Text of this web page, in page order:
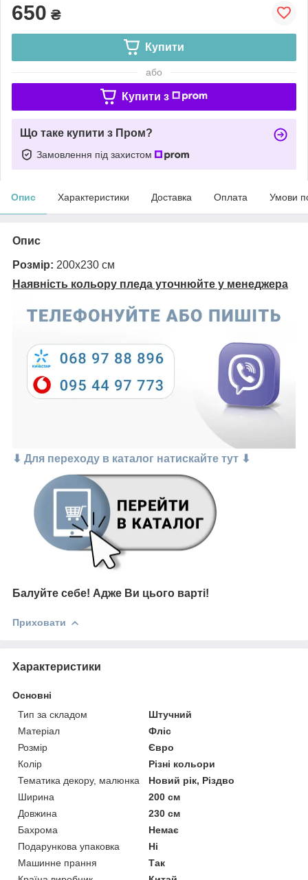
650 ₴
Купити
або
Купити з
Що таке купити з Пром?
Замовлення під захистом
Опис Характеристики Доставка Оплата Умови
Опис
Розмір: 200х230 см
Наявність кольору пледа уточнюйте у менеджера
⬇ Для переходу в каталог натискайте тут ⬇
Балуйте себе! Адже Ви цього варті!
Приховати
Характеристики
Основні
Тип за складом
Штучний
Матеріал
Фліс
Розмір
Євро
Колір
Різні кольори
Тематика декору, малюнка
Новий рік, Різдво
Ширина
200 см
Довжина
230 см
Бахрома
Немає
Подарункова упаковка
Ні
Машинне прання
Так